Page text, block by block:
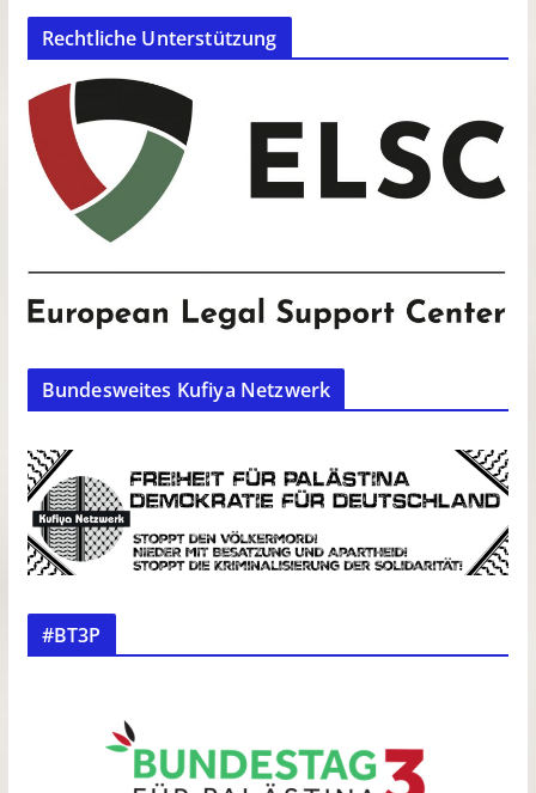
Rechtliche Unterstützung
Bundesweites Kufiya Netzwerk
#BT3P